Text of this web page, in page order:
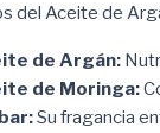
del Aceite de
de Argán:
de Moringa:
Su fragancia